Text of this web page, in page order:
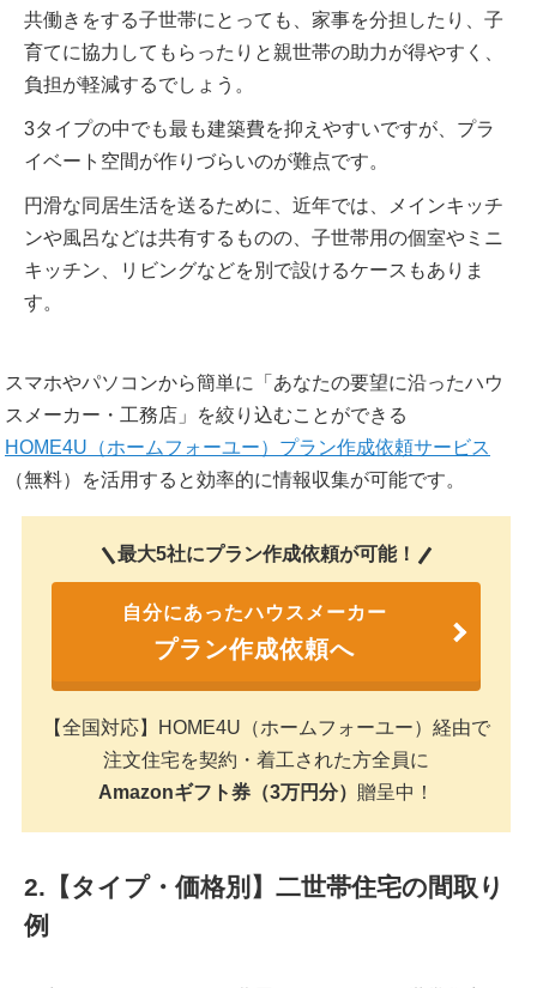
共働きをする子世帯にとっても、家事を分担したり、子
育てに協力してもらったりと親世帯の助力が得やすく、
負担が軽減するでしょう。
3タイプの中でも最も建築費を抑えやすいですが、プラ
イベート空間が作りづらいのが難点です。
円滑な同居生活を送るために、近年では、メインキッチ
ンや風呂などは共有するものの、子世帯用の個室やミニ
キッチン、リビングなどを別で設けるケースもありま
す。
スマホやパソコンから簡単に「あなたの要望に沿ったハウ
スメーカー・工務店」を絞り込むことができる
HOME4U（ホームフォーユー）プラン作成依頼サービス
（無料）を活用すると効率的に情報収集が可能です。
最大5社にプラン作成依頼が可能！
自分にあったハウスメーカー
プラン作成依頼へ
【全国対応】HOME4U（ホームフォーユー）経由で
注文住宅を契約・着工された方全員に
Amazonギフト券（3万円分） 贈呈中！
2.【タイプ・価格別】二世帯住宅の間取り
例